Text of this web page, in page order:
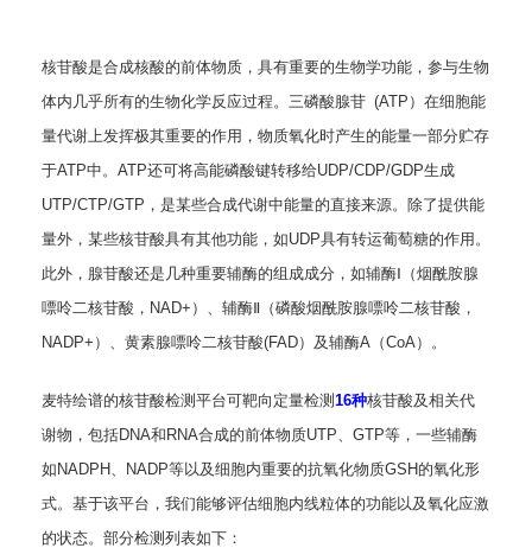
核苷酸是合成核酸的前体物质，具有重要的生物学功能，参与生物
体内几乎所有的生物化学反应过程。三磷酸腺苷 (ATP）在细胞能
量代谢上发挥极其重要的作用，物质氧化时产生的能量一部分贮存
于ATP中。ATP还可将高能磷酸键转移给UDP/CDP/GDP生成
UTP/CTP/GTP，是某些合成代谢中能量的直接来源。除了提供能
量外，某些核苷酸具有其他功能，如UDP具有转运葡萄糖的作用。
此外，腺苷酸还是几种重要辅酶的组成成分，如辅酶Ⅰ（烟酰胺腺
嘌呤二核苷酸，NAD+）、辅酶Ⅱ（磷酸烟酰胺腺嘌呤二核苷酸，
NADP+）、黄素腺嘌呤二核苷酸(FAD）及辅酶A（CoA）。
麦特绘谱的核苷酸检测平台可靶向定量检测 16种核苷酸及相关代
谢物，包括DNA和RNA合成的前体物质UTP、GTP等，一些辅酶
如NADPH、NADP等以及细胞内重要的抗氧化物质GSH的氧化形
式。基于该平台，我们能够评估细胞内线粒体的功能以及氧化应激
的状态。部分检测列表如下：